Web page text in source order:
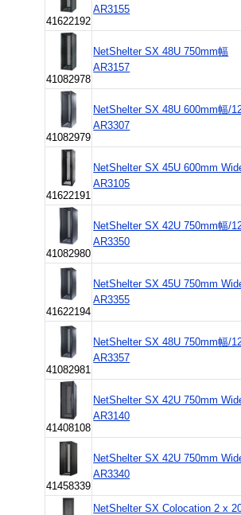
41622192
AR3155
41082978
NetShelter SX 48U 750mm幅
AR3157
41082979
NetShelter SX 48U 600mm幅/
AR3307
41622191
NetShelter SX 45U 600mm
AR3105
41082980
NetShelter SX 42U 750mm幅/
AR3350
41622194
NetShelter SX 45U 750mm
AR3355
41082981
NetShelter SX 48U 750mm幅/
AR3357
41408108
NetShelter SX 42U 750mm
AR3140
41458339
NetShelter SX 42U 750mm
AR3340
NetShelter SX Colocation 2 x